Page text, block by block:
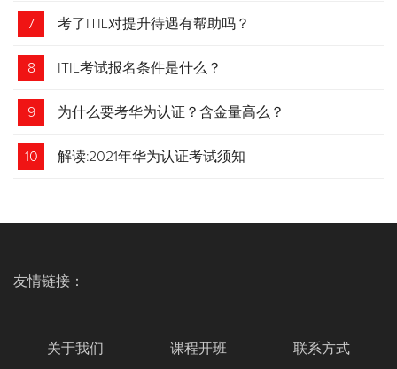
7 考了ITIL对提升待遇有帮助吗？
8 ITIL考试报名条件是什么？
9 为什么要考华为认证？含金量高么？
10 解读:2021年华为认证考试须知
友情链接：
关于我们 课程开班 联系方式